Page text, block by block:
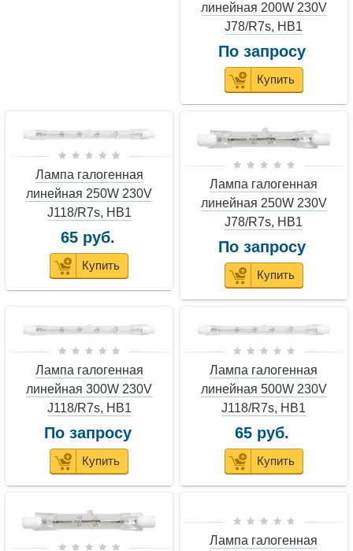
линейная 200W 230V
J78/R7s, HB1
По запросу
Купить
Лампа галогенная
линейная 250W 230V
J118/R7s, HB1
65 руб.
Купить
Лампа галогенная
линейная 250W 230V
J78/R7s, HB1
По запросу
Купить
Лампа галогенная
линейная 300W 230V
J118/R7s, HB1
По запросу
Купить
Лампа галогенная
линейная 500W 230V
J118/R7s, HB1
65 руб.
Купить
Лампа галогенная